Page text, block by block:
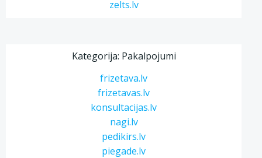
zelts.lv
Kategorija: Pakalpojumi
frizetava.lv
frizetavas.lv
konsultacijas.lv
nagi.lv
pedikirs.lv
piegade.lv